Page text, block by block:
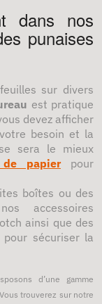
dans nos
punaises
sur divers
est pratique
devez afficher
besoin et la
sera le mieux
de papierpour
boîtes ou des
accessoires
ainsi que des
pour sécuriser la
d’une gamme
trouverez sur notre